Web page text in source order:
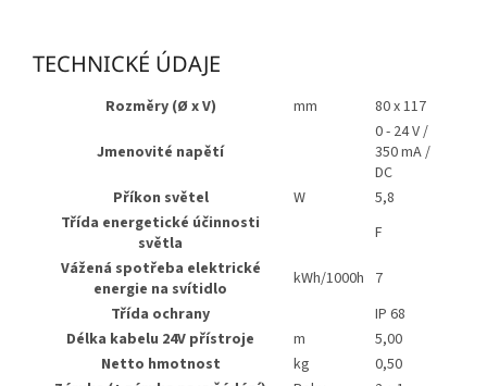
TECHNICKÉ ÚDAJE
Rozměry (Ø x V) mm 80 x 117
Jmenovité napětí
0 - 24 V /
350 mA /
DC
Příkon světel
W
5,8
Třída energetické účinnosti
světla
F
Vážená spotřeba elektrické
energie na svítidlo
kWh/1000h 7
Třída ochrany
IP 68
Délka kabelu 24V přístroje
m
5,00
Netto hmotnost
kg
0,50